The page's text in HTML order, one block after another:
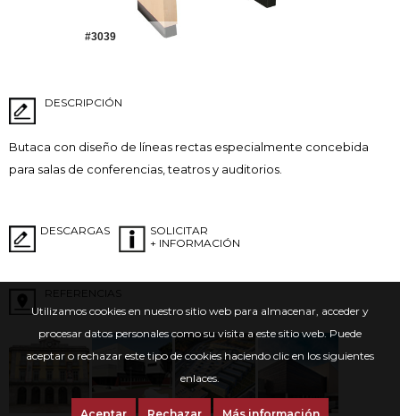
Utilizamos cookies en nuestro sitio web para almacenar, acceder y
procesar datos personales como su visita a este sitio web. Puede
aceptar o rechazar este tipo de cookies haciendo clic en los siguientes
enlaces.
#3039
DESCRIPCIÓN
Butaca con diseño de líneas rectas especialmente concebida
para salas de conferencias, teatros y auditorios.
DESCARGAS
SOLICITAR
+ INFORMACIÓN
REFERENCIAS